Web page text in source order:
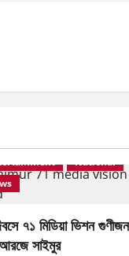
National
৭১ মিডিয়া ভিশন
সাইমুর